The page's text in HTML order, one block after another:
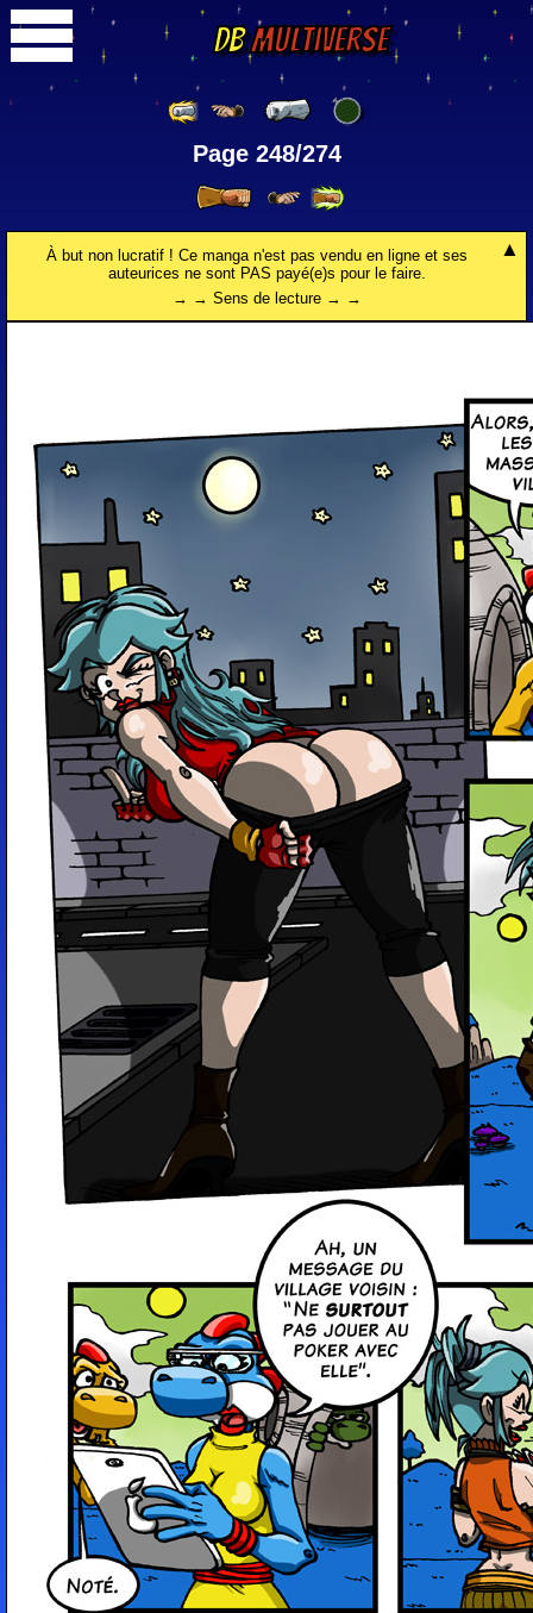
DBMultiverse
Page 248/274
À but non lucratif ! Ce manga n'est pas vendu en ligne et ses
auteurices ne sont PAS payé(e)s pour le faire.
→ → Sens de lecture → →